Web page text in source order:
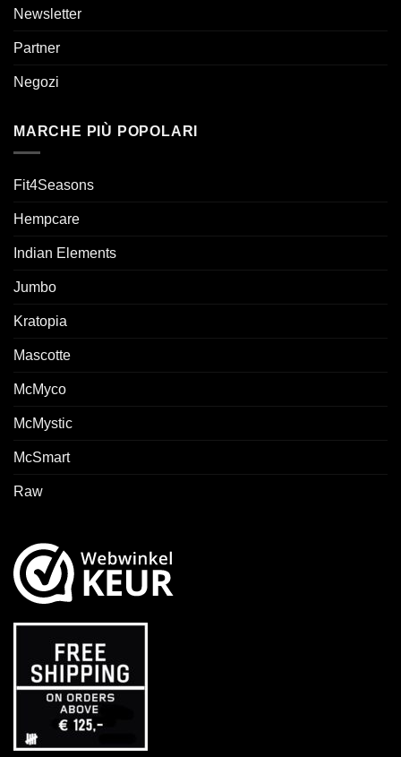
Newsletter
Partner
Negozi
MARCHE PIÙ POPOLARI
Fit4Seasons
Hempcare
Indian Elements
Jumbo
Kratopia
Mascotte
McMyco
McMystic
McSmart
Raw